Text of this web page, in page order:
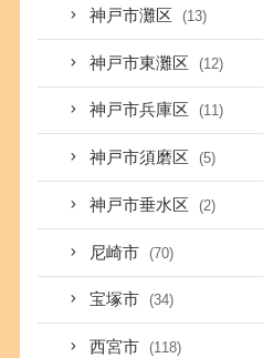
神戸市灘区 (13)
神戸市東灘区 (12)
神戸市兵庫区 (11)
神戸市須磨区 (5)
神戸市垂水区 (2)
尼崎市 (70)
宝塚市 (34)
西宮市 (118)